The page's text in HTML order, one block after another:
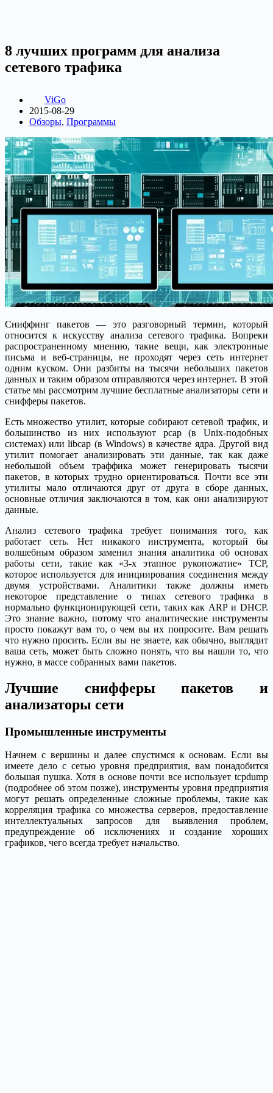
8 лучших программ для анализа
сетевого трафика
ViGo
2015-08-29
Обзоры, Программы
Сниффинг пакетов — это разговорный термин, который
относится к искусству анализа сетевого трафика. Вопреки
распространенному мнению, такие вещи, как электронные
письма и веб-страницы, не проходят через сеть интернет
одним куском. Они разбиты на тысячи небольших пакетов
данных и таким образом отправляются через интернет. В этой
статье мы рассмотрим лучшие бесплатные анализаторы сети и
снифферы пакетов.
Есть множество утилит, которые собирают сетевой трафик, и
большинство из них используют pcap (в Unix-подобных
системах) или libcap (в Windows) в качестве ядра. Другой вид
утилит помогает анализировать эти данные, так как даже
небольшой объем траффика может генерировать тысячи
пакетов, в которых трудно ориентироваться. Почти все эти
утилиты мало отличаются друг от друга в сборе данных,
основные отличия заключаются в том, как они анализируют
данные.
Анализ сетевого трафика требует понимания того, как
работает сеть. Нет никакого инструмента, который бы
волшебным образом заменил знания аналитика об основах
работы сети, такие как «3-х этапное рукопожатие» TCP,
которое используется для инициирования соединения между
двумя устройствами. Аналитики также должны иметь
некоторое представление о типах сетевого трафика в
нормально функционирующей сети, таких как ARP и DHCP.
Это знание важно, потому что аналитические инструменты
просто покажут вам то, о чем вы их попросите. Вам решать
что нужно просить. Если вы не знаете, как обычно, выглядит
ваша сеть, может быть сложно понять, что вы нашли то, что
нужно, в массе собранных вами пакетов.
Лучшие снифферы пакетов и
анализаторы сети
Промышленные инструменты
Начнем с вершины и далее спустимся к основам. Если вы
имеете дело с сетью уровня предприятия, вам понадобится
большая пушка. Хотя в основе почти все использует tcpdump
(подробнее об этом позже), инструменты уровня предприятия
могут решать определенные сложные проблемы, такие как
корреляция трафика со множества серверов, предоставление
интеллектуальных запросов для выявления проблем,
предупреждение об исключениях и создание хороших
графиков, чего всегда требует начальство.